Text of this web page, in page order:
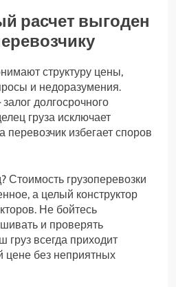
расчет выгоден
структуру цены,
и недоразумения.
долгосрочного
груза исключает
избегает споров
Стоимость грузоперевозки
а целый конструктор
Не бойтесь
и проверять
груз всегда приходит
цене без неприятных